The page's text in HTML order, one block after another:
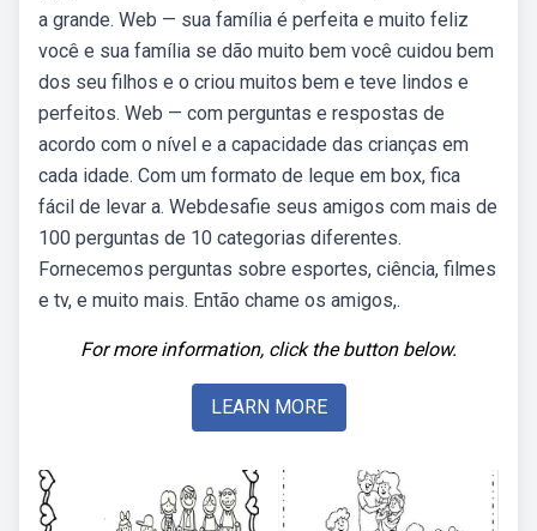
a grande. Web — sua família é perfeita e muito feliz
você e sua família se dão muito bem você cuidou bem
dos seu filhos e o criou muitos bem e teve lindos e
perfeitos. Web — com perguntas e respostas de
acordo com o nível e a capacidade das crianças em
cada idade. Com um formato de leque em box, fica
fácil de levar a. Webdesafie seus amigos com mais de
100 perguntas de 10 categorias diferentes.
Fornecemos perguntas sobre esportes, ciência, filmes
e tv, e muito mais. Então chame os amigos,.
For more information, click the button below.
LEARN MORE